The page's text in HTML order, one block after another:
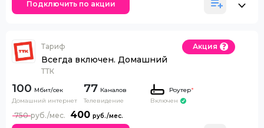
Подключить по акции
Тариф
Всегда включен. Домашний
ТТК
Акция
100
Домашний интернет
77 Каналов
Телевидение
Роутер*
Включен
400
750